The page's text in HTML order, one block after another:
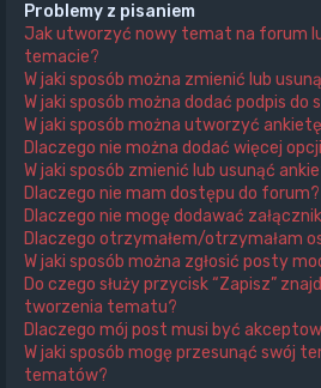
Problemy z pisaniem
Jak utworzyć nowy temat na forum
temacie?
W jaki sposób można zmienić lub
W jaki sposób można dodać podpis do
W jaki sposób można utworzyć
Dlaczego nie można dodać więcej
W jaki sposób zmienić lub usunąć
Dlaczego nie mam dostępu do forum?
Dlaczego nie mogę dodawać
Dlaczego otrzymałem/otrzymałam
W jaki sposób można zgłosić posty
Do czego służy przycisk “Zapisz”
tworzenia tematu?
Dlaczego mój post musi być
W jaki sposób mogę przesunąć swój
tematów?